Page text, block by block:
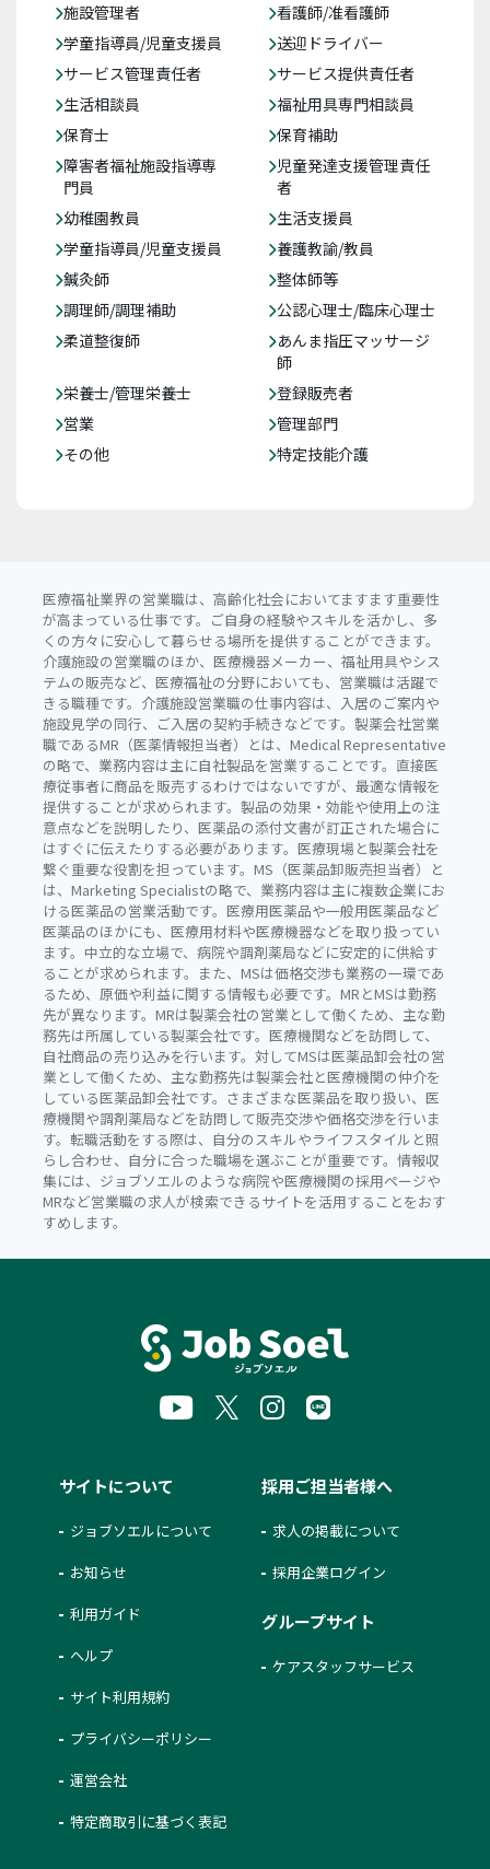
施設管理者
看護師/准看護師
学童指導員/児童支援員
送迎ドライバー
サービス管理責任者
サービス提供責任者
生活相談員
福祉用具専門相談員
保育士
保育補助
障害者福祉施設指導専
門員
児童発達支援管理責任
者
幼稚園教員
生活支援員
学童指導員/児童支援員
養護教諭/教員
鍼灸師
整体師等
調理師/調理補助
公認心理士/臨床心理士
柔道整復師
あんま指圧マッサージ
師
栄養士/管理栄養士
登録販売者
営業
管理部門
その他
特定技能介護
医療福祉業界の営業職は、高齢化社会においてますます重要性
が高まっている仕事です。ご自身の経験やスキルを活かし、多
くの方々に安心して暮らせる場所を提供することができます。
介護施設の営業職のほか、医療機器メーカー、福祉用具やシス
テムの販売など、医療福祉の分野においても、営業職は活躍で
きる職種です。介護施設営業職の仕事内容は、入居のご案内や
施設見学の同行、ご入居の契約手続きなどです。製薬会社営業
職であるMR（医薬情報担当者）とは、Medical Representative
の略で、業務内容は主に自社製品を営業することです。直接医
療従事者に商品を販売するわけではないですが、最適な情報を
提供することが求められます。製品の効果・効能や使用上の注
意点などを説明したり、医薬品の添付文書が訂正された場合に
はすぐに伝えたりする必要があります。医療現場と製薬会社を
繋ぐ重要な役割を担っています。MS（医薬品卸販売担当者）と
は、Marketing Specialistの略で、業務内容は主に複数企業にお
ける医薬品の営業活動です。医療用医薬品や一般用医薬品など
医薬品のほかにも、医療用材料や医療機器などを取り扱ってい
ます。中立的な立場で、病院や調剤薬局などに安定的に供給す
ることが求められます。また、MSは価格交渉も業務の一環であ
るため、原価や利益に関する情報も必要です。MRとMSは勤務
先が異なります。MRは製薬会社の営業として働くため、主な勤
務先は所属している製薬会社です。医療機関などを訪問して、
自社商品の売り込みを行います。対してMSは医薬品卸会社の営
業として働くため、主な勤務先は製薬会社と医療機関の仲介を
している医薬品卸会社です。さまざまな医薬品を取り扱い、医
療機関や調剤薬局などを訪問して販売交渉や価格交渉を行いま
す。転職活動をする際は、自分のスキルやライフスタイルと照
らし合わせ、自分に合った職場を選ぶことが重要です。情報収
集には、ジョブソエルのような病院や医療機関の採用ページや
MRなど営業職の求人が検索できるサイトを活用することをおす
すめします。
サイトについて
ジョブソエルについて
お知らせ
利用ガイド
ヘルプ
サイト利用規約
プライバシーポリシー
運営会社
特定商取引に基づく表記
採用ご担当者様へ
求人の掲載について
採用企業ログイン
グループサイト
ケアスタッフサービス